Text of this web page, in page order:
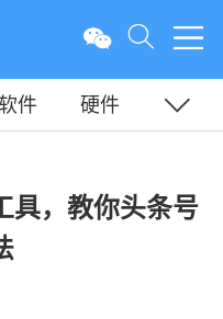
件
硬件
具，教你头条号